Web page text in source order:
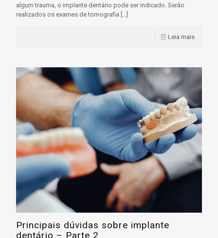
algum trauma, o implante dentário pode ser indicado. Serão
realizados os exames de tomografia […]
Leia mais
Principais dúvidas sobre implante
dentário – Parte 2